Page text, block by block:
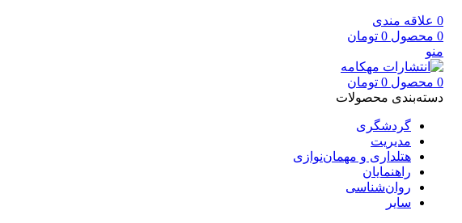
0 علاقه مندی
0 محصول 0 تومان
منو
0 محصول 0 تومان
دسته‌بندی محصولات
گردشگری
مدیریت
هتلداری و مهمان‌نوازی
راهنمایان
روان‌شناسی
سایر